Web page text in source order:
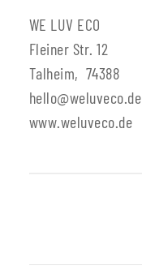
WE LUV ECO
Fleiner Str. 12
Talheim, 74388
hello@weluveco.de
www.weluveco.de